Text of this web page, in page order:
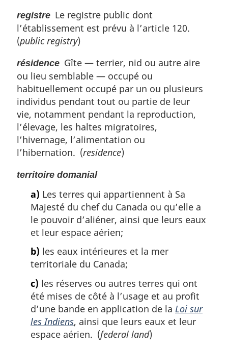
registre Le registre public dont
l’établissement est prévu à l’article 120.
(public registry)
résidence Gîte — terrier, nid ou autre aire
ou lieu semblable — occupé ou
habituellement occupé par un ou plusieurs
individus pendant tout ou partie de leur
vie, notamment pendant la reproduction,
l’élevage, les haltes migratoires,
l’hivernage, l’alimentation ou
l’hibernation. (residence)
territoire domanial
a) Les terres qui appartiennent à Sa
Majesté du chef du Canada ou qu’elle a
le pouvoir d’aliéner, ainsi que leurs eaux
et leur espace aérien;
b) les eaux intérieures et la mer
territoriale du Canada;
c) les réserves ou autres terres qui ont
été mises de côté à l’usage et au profit
d’une bande en application de la Loi sur
les Indiens, ainsi que leurs eaux et leur
espace aérien. (federal land)